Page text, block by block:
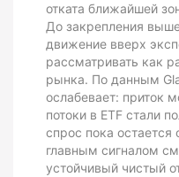
отката ближайшей
До закрепления
движение вверх
рассматривать как
рынка. По данным
ослабевает: приток
потоки в ETF стали
спрос пока
главным сигналом
устойчивый чистый